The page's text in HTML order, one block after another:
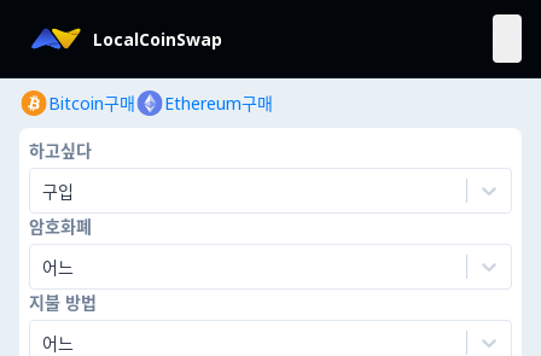
LocalCoinSwap
Bitcoin구매 Ethereum구매
하고싶다
구입
암호화폐
어느
지불 방법
어느